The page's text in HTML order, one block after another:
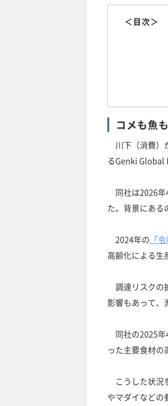
＜目次＞
コメも魚
川下（消費）
るGenki Global
同社は2026年
た。背景にある
2024年の 「
高齢化による生
調達リスクの
影響もあって、
同社の2025年
った主要食材の
こうした状況
やマダイなどの